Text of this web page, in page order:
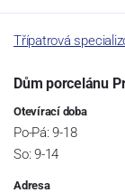
Třípatrová
Dům porcelánu
Otevírací doba
Po-Pá: 9-18
So: 9-14
Adresa